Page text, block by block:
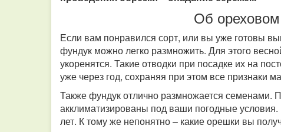
Об
Если вам понравился сорт, или вы уже готовы
фундук можно легко размножить. Для этого
укоренятся. Такие отводки при посадке их на
уже через год, сохраняя при этом все признаки
Также фундук отлично размножается семенами.
акклиматизированы под ваши погодные
лет. К тому же непонятно – какие орешки вы